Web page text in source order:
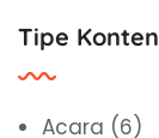
Tipe Konten
Acara (6)